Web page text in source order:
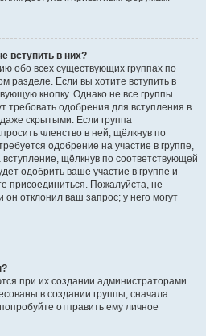
вступить в них?
обо всех существующих группах по
разделе. Если вы хотите вступить в
кнопку. Однако не все группы
требовать одобрения для вступления в
скрытыми. Если группа
членство в ней, щёлкнув по
одобрение на участие в группе,
щёлкнув по соответствующей
одобрить ваше участие в группе и
присоединиться. Пожалуйста, не
отклонил ваш запрос; у него могут
при их создании администраторами
в создании группы, сначала
отправить ему личное